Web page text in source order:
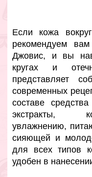
Если кожа
рекомендуем
Джовис, и вы
кругах и
представляет
современных
составе
экстракты,
увлажнению,
сияющей и
для всех типов
удобен в